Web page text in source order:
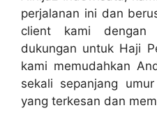
perjalanan ini dan
client kami dengan
dukungan untuk Haji
kami memudahkan
sekali sepanjang
yang terkesan dan